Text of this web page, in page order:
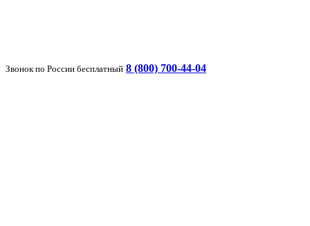
Звонок по России бесплатный 8 (800) 700-44-04